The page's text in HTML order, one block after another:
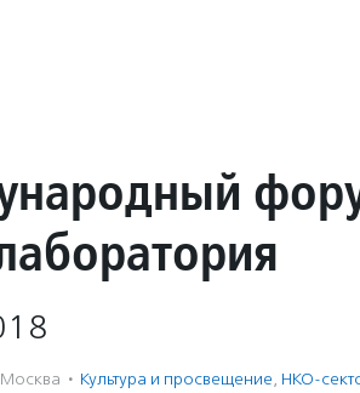
Москва · Культура и просвещение, НКО-